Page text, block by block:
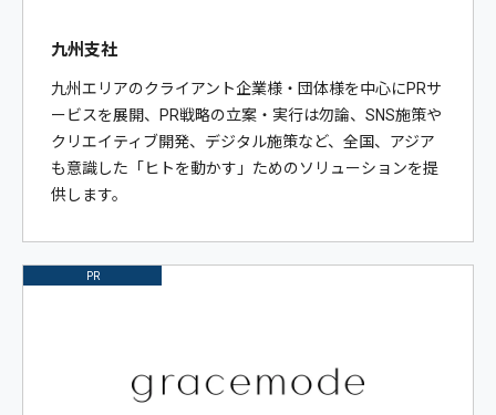
九州支社
九州エリアのクライアント企業様・団体様を中心にPRサ
ービスを展開、PR戦略の立案・実行は勿論、SNS施策や
クリエイティブ開発、デジタル施策など、全国、アジア
も意識した「ヒトを動かす」ためのソリューションを提
供します。
PR